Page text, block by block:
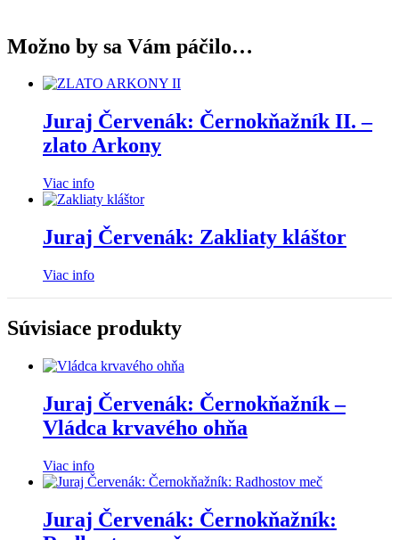
Možno by sa Vám páčilo…
Juraj Červenák: Černokňažník II. –
zlato Arkony
Viac info
Juraj Červenák: Zakliaty kláštor
Viac info
Súvisiace produkty
Juraj Červenák: Černokňažník –
Vládca krvavého ohňa
Viac info
Juraj Červenák: Černokňažník: